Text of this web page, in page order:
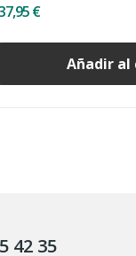
€
Añadir
42 35